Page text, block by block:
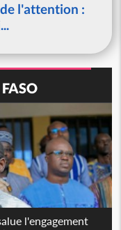
l'attention :
l'engagement